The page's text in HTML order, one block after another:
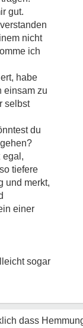
gut.
nicht
ich
habe
einsam zu
selbst
du
egal,
tiefere
und merkt,
einer
sogar
dass